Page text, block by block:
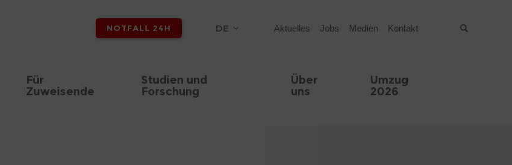
NOTFALL 24H DE Aktuelles Jobs Medien Kontakt
Für
Zuweisende
Studien und
Forschung
Über
uns
Umzug
2026